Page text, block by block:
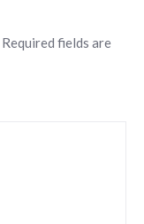
Required fields are